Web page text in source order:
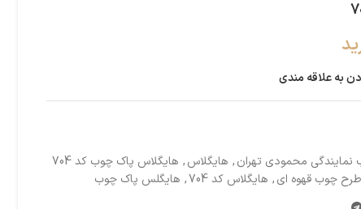
به علاقه مندی
نمایندگی محمودی تهران, هایگلاس, هایگلاس پاک چوب کد 704
چوب قهوه ای, هایگلاس کد 704 , هایگلس پاک چوب